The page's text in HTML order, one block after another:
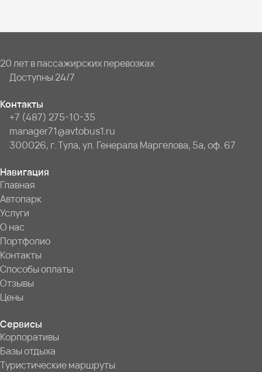
20 лет в пассажирских перевозках
Доступны 24/7
Контакты
+7 (487) 275-10-35
manager71@avtobus1.ru
300026, г. Тула, ул. Генерала Маргелова, 5а, оф. 67
Навигация
Главная
Автопарк
Услуги
О нас
Портфолио
Контакты
Способы оплаты
Отзывы
Цены
Сервисы
Корпоративы
Базы отдыха
Туристические маршруты